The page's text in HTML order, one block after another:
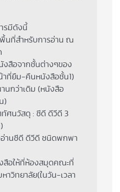
รมีดังนี้
ที่สำหรับการอ่าน ณ
อจากชั้นต่างๆของ
าที่ยืม-คืนหนังสือชั้น1)
กว่าเดิม (หนังสือ
)
นวัสดุ : ซีดี ดีวีดี 3
นซีดี ดีวีดี ชนิดพกพา
ให้ที่ห้องสมุดคณะที่
าวิทยาลัย(ในวัน-เวลา